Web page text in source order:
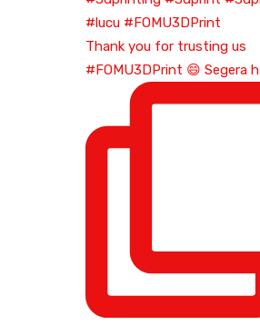
Thank you for trusting us
#FOMU3DPrint 😄 Segera h